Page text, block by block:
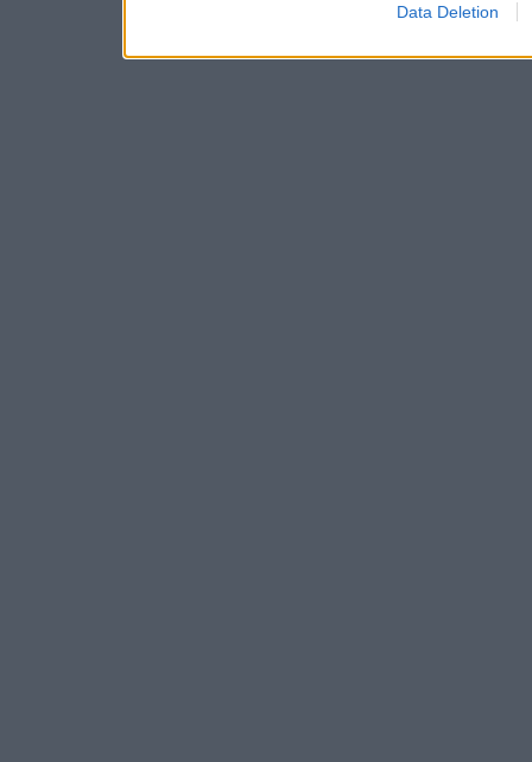
Data Deletion